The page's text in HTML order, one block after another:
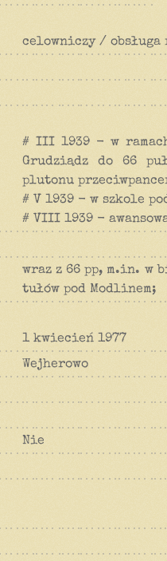
celowniczy /
# III 1939 - w
Grudziądz do 66
plutonu
# V 1939 - w szkole
# VIII 1939 -
wraz z 66 pp, m.in. w
tułów pod Modlinem;
1 kwiecień 1977
Wejherowo
Nie